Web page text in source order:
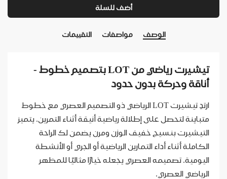
أضف للسلة
الوصف مواصفات التقييمات
تيشيرت رياضي من LOT بتصميم خطوط -
أناقة وحركة بدون حدود
ارتدِ تيشيرت LOT الرياضي ذو التصميم العصري مع خطوط
متباينة لتحصل على إطلالة رياضية أنيقة أثناء التمرين. يتميز
التيشيرت بنسيج خفيف الوزن ومرن يضمن لك الراحة
الكاملة أثناء أداء التمارين الرياضية أو الجري أو الأنشطة
اليومية. تصميمه العصري يجعله خيارًا مثاليًا للمظهر
الرياضي العصري.